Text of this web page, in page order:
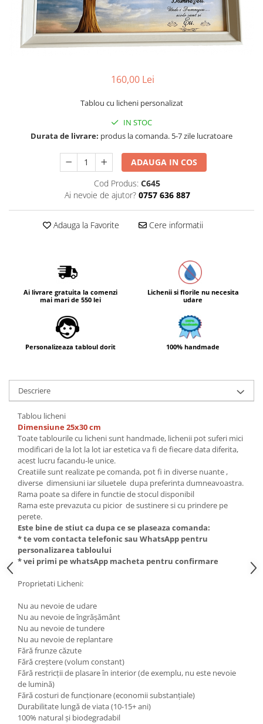
Tablou licheni pentru Barbati
Tablouri 40/30
Tablouri cu licheni pentru Nasi si
160,00 Lei
Tablou cu licheni personalizat
IN STOC
Durata de livrare: produs la comanda. 5-7 zile lucratoare
ADAUGA IN COS
Cod Produs: C645
Ai nevoie de ajutor? 0757 636 887
Adauga la Favorite Cere informatii
Ai livrare gratuita la comenzi
mai mari de 550 lei
Lichenii si florile nu necesita
udare
Personalizeaza tabloul dorit 100% handmade
Descriere
Tablou licheni
Dimensiune 25x30 cm
Toate tablourile cu licheni sunt handmade, lichenii pot suferi mici
modificari de la lot la lot iar estetica va fi de fiecare data diferita,
acest lucru facandu-le unice.
Creatiile sunt realizate pe comanda, pot fi in diverse nuante ,
diverse dimensiuni iar siluetele dupa preferinta dumneavoastra.
Rama poate sa difere in functie de stocul disponibil
Rama este prevazuta cu picior de sustinere si cu prindere pe
perete.
Este bine de stiut ca dupa ce se plaseaza comanda:
* te vom contacta telefonic sau WhatsApp pentru
personalizarea tabloului
* vei primi pe whatsApp macheta pentru confirmare
Proprietati Licheni:
Nu au nevoie de udare
Nu au nevoie de îngrășământ
Nu au nevoie de tundere
Nu au nevoie de replantare
Fără frunze căzute
Fără creștere (volum constant)
Fără restricții de plasare în interior (de exemplu, nu este nevoie
de lumină)
Fără costuri de funcționare (economii substanțiale)
Durabilitate lungă de viata (10-15+ ani)
100% natural și biodegradabil